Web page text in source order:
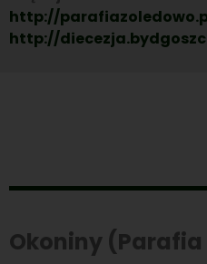
http://
http://
Okoniny